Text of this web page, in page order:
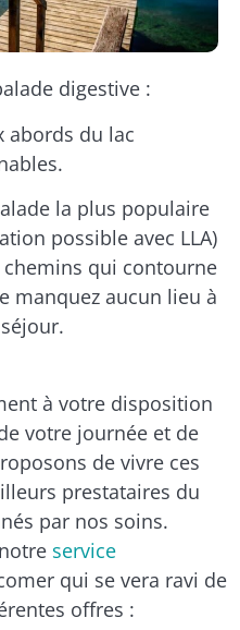
digestive :
abords du lac
la plus populaire
possible avec LLA)
chemins qui contourne
manquez aucun lieu à
à votre disposition
votre journée et de
de vivre ces
prestataires du
par nos soins.
service
qui se vera ravi de
offres :